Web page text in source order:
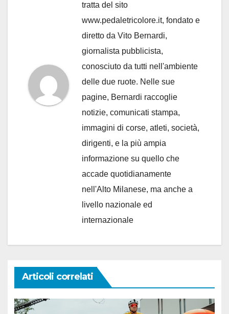
tratta del sito
www.pedaletricolore.it, fondato e
diretto da Vito Bernardi,
giornalista pubblicista,
conosciuto da tutti nell'ambiente
delle due ruote. Nelle sue
pagine, Bernardi raccoglie
notizie, comunicati stampa,
immagini di corse, atleti, società,
dirigenti, e la più ampia
informazione su quello che
accade quotidianamente
nell'Alto Milanese, ma anche a
livello nazionale ed
internazionale
Articoli correlati